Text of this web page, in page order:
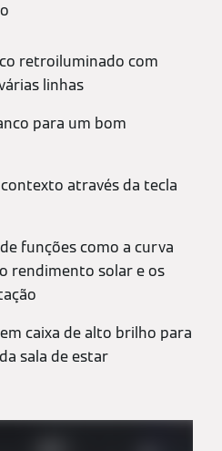
retroiluminado com
linhas
para um bom
através da tecla
funções como a curva
rendimento solar e os
caixa de alto brilho para
sala de estar